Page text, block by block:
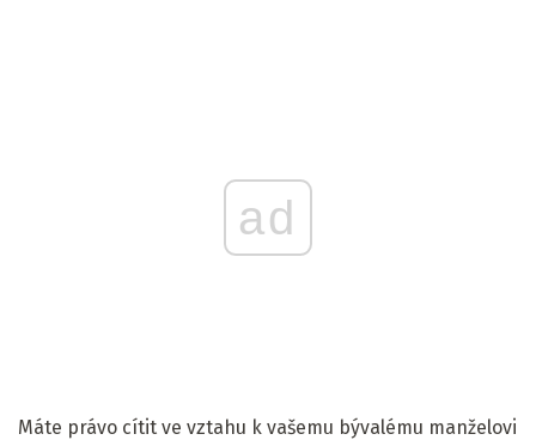
ad
Máte právo cítit ve vztahu k vašemu bývalému manželovi